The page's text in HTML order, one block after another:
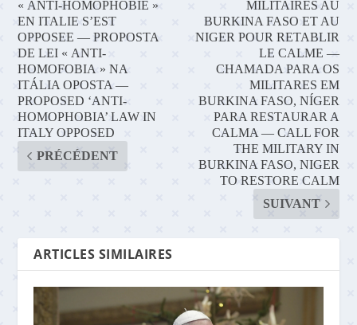
« ANTI-HOMOPHOBIE »
EN ITALIE S’EST
OPPOSEE — PROPOSTA
DE LEI « ANTI-
HOMOFOBIA » NA
ITÁLIA OPOSTA —
PROPOSED ‘ANTI-
HOMOPHOBIA’ LAW IN
ITALY OPPOSED
PRÉCÉDENT
MILITAIRES AU
BURKINA FASO ET AU
NIGER POUR RETABLIR
LE CALME —
CHAMADA PARA OS
MILITARES EM
BURKINA FASO, NÍGER
PARA RESTAURAR A
CALMA — CALL FOR
THE MILITARY IN
BURKINA FASO, NIGER
TO RESTORE CALM
SUIVANT
ARTICLES SIMILAIRES